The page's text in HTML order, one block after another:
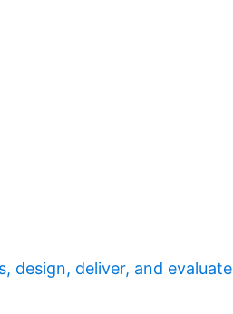
design, deliver, and evaluate